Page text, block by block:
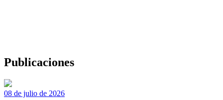
Publicaciones
08 de julio de 2026